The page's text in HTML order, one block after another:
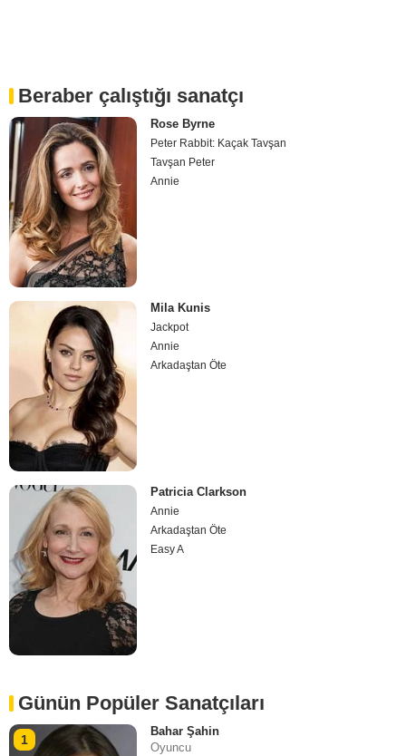
Beraber çalıştığı sanatçı
Rose Byrne
Peter Rabbit: Kaçak Tavşan
Tavşan Peter
Annie
Mila Kunis
Jackpot
Annie
Arkadaştan Öte
Patricia Clarkson
Annie
Arkadaştan Öte
Easy A
Günün Popüler Sanatçıları
1
Bahar Şahin
Oyuncu